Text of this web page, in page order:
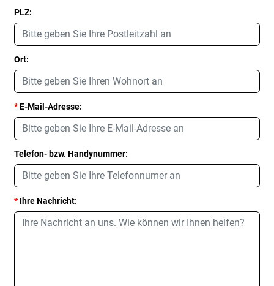
PLZ:
Ort:
*E-Mail-Adresse:
Telefon- bzw. Handynummer:
*Ihre Nachricht: